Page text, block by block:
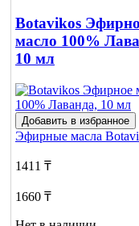
Botavikos
масло 100%
10 мл
Добавить в избранное
Эфирные масла
1411 ₸
1660 ₸